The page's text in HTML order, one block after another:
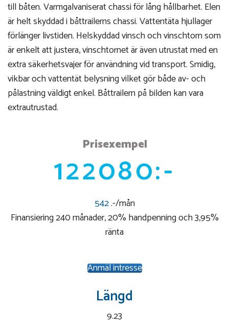
till båten. Varmgalvaniserat chassi för lång hållbarhet. Elen
är helt skyddad i båttrailerns chassi. Vattentäta hjullager
förlänger livstiden. Helskyddad vinsch och vinschtorn som
är enkelt att justera, vinschtornet är även utrustat med en
extra säkerhetsvajer för användning vid transport. Smidig,
vikbar och vattentät belysning vilket gör både av- och
pålastning väldigt enkel. Båttrailern på bilden kan vara
extrautrustad.
Prisexempel
122080:-
542.-/mån
Finansiering 240 månader, 20% handpenning och 3,95%
ränta
Anmäl intresse
Längd
9.23